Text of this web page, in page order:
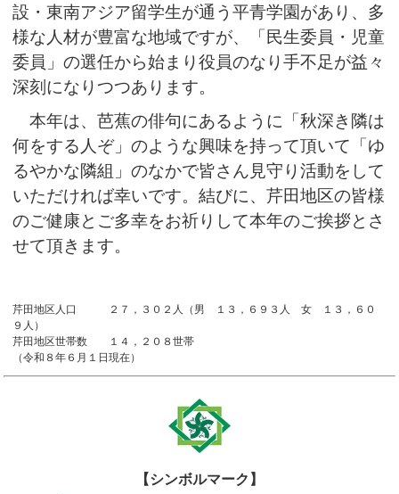
設・東南アジア留学生が通う平青学園があり、多
様な人材が豊富な地域ですが、「民生委員・児童
委員」の選任から始まり役員のなり手不足が益々
深刻になりつつあります。
本年は、芭蕉の俳句にあるように「秋深き隣は
何をする人ぞ」のような興味を持って頂いて「ゆ
るやかな隣組」のなかで皆さん見守り活動をして
いただければ幸いです。結びに、芹田地区の皆様
のご健康とご多幸をお祈りして本年のご挨拶とさ
せて頂きます。
芹田地区人口 ２７，３０２人（男 １３，６９３人 女 １３，６０
９人）
芹田地区世帯数 １４，２０８世帯
（令和８年６月１日現在）
【シンボルマーク】